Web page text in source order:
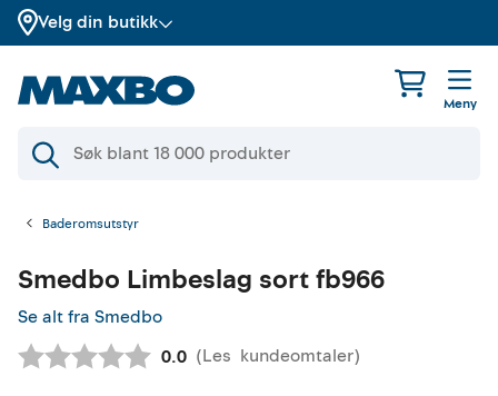
Velg din butikk
Meny
Baderomsutstyr
Smedbo Limbeslag sort fb966
Se alt fra Smedbo
Gjennomsnittskarakter:
0.0 (Les kundeomtaler)